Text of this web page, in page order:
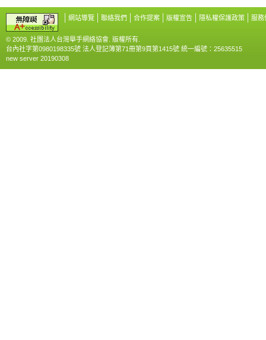
網站導覽 聯絡我們 合作提案 版權宣告 隱私權保護政策 服務
© 2009. 社團法人台灣舉手網絡協會. 版權所有.
台內社字第0980198335號 法人登記簿第71冊第9頁第1415號 統一編號：25635515
new server 20190308